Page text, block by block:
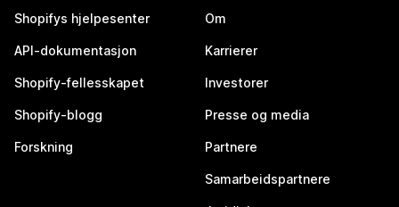
Shopifys hjelpesenter
API-dokumentasjon
Shopify-fellesskapet
Shopify-blogg
Forskning
Om
Karrierer
Investorer
Presse og media
Partnere
Samarbeidspartnere